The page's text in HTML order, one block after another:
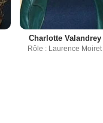
Charlotte Valandrey
Rôle : Laurence Moiret